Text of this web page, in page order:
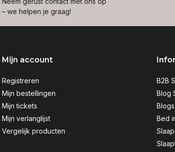
– we helpen je graag!
Mijn account
Registreren
Mijn bestellingen
Mijn tickets
Mijn verlanglijst
Vergelijk producten
B2B
Blog
Blogs
Bed